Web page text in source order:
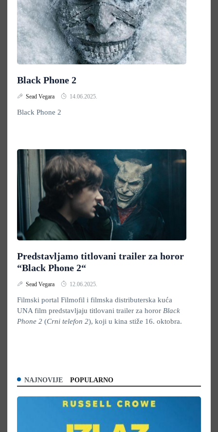
Black Phone 2
Sead Vegara 14.06.2025.
Black Phone 2
Predstavljamo titlovani trailer za horor
“Black Phone 2“
Sead Vegara 12.06.2025.
Filmski portal Filmofil i filmska distributerska kuća
UNA film predstavljaju titlovani trailer za horor Black
Phone 2 (Crni telefon 2), koji u kina stiže 16. oktobra.
NAJNOVIJE POPULARNO